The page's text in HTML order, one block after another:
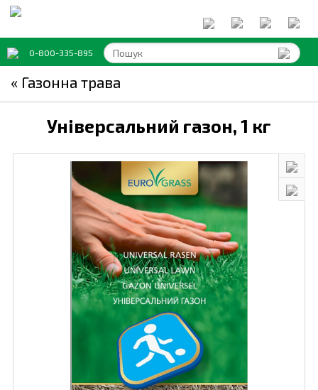
0-800-335-895
« Газонна трава
Універсальний газон, 1 кг